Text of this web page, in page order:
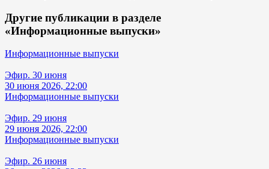
Другие публикации в разделе
«Информационные выпуски»
Информационные выпуски
Эфир. 30 июня
30 июня 2026, 22:00
Информационные выпуски
Эфир. 29 июня
29 июня 2026, 22:00
Информационные выпуски
Эфир. 26 июня